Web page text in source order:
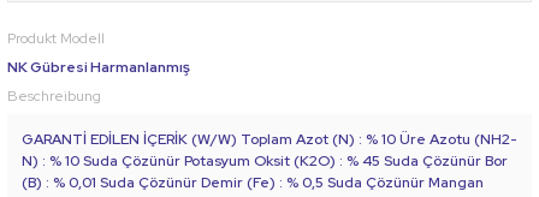
Produkt Modell
NK Gübresi Harmanlanmış
Beschreibung
GARANTİ EDİLEN İÇERİK (W/W) Toplam Azot (N) : % 10 Üre Azotu (NH2-
N) : % 10 Suda Çözünür Potasyum Oksit (K2O) : % 45 Suda Çözünür Bor
(B) : % 0,01 Suda Çözünür Demir (Fe) : % 0,5 Suda Çözünür Mangan